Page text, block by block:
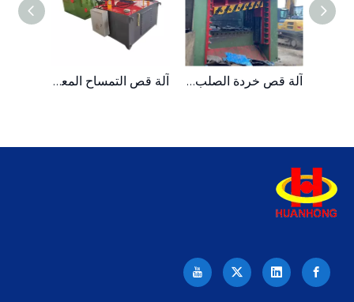
آلة قص التمساح المعدنية الهيدروليكية المحمولة 200T آلة قص خردة الصلب ذات القناة الهيدروليكية الثقيلة Q91-1000